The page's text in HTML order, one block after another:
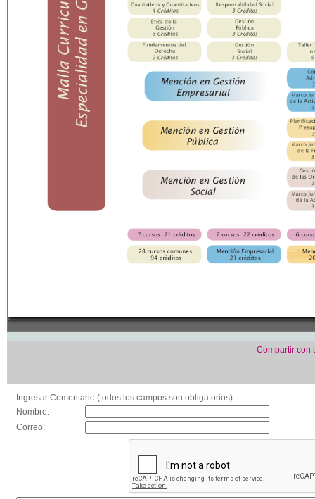
Compartir con
Ingresar Comentario (todos los campos son obligatorios)
Nombre:
Correo: